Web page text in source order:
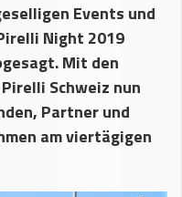
Events und
Night 2019
Mit den
Schweiz nun
Partner und
am viertägigen